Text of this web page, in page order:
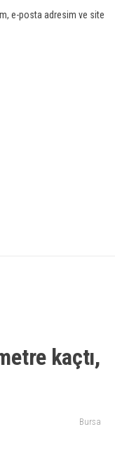
e-posta adresim ve site
kaçtı,
Bursa